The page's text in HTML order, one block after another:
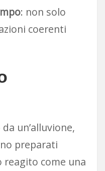
: non solo
coerenti
un’alluvione,
preparati
reagito come una